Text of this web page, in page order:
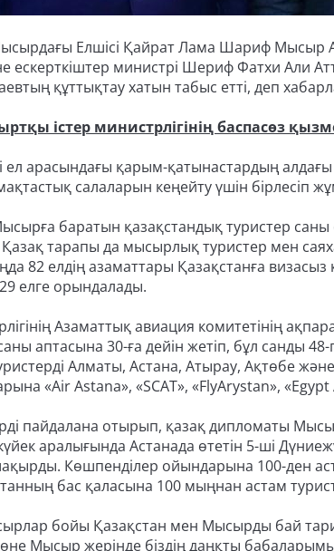
Елшісі Қайрат Лама Шариф Мысыр
ескерткіштер министрі Шериф Фатхи Али
құттықтау хатын табыс етті, деп
істер министрлігінің баспасөз
ел арасындағы қарым-қатынастардың
салаларын кеңейту үшін бірлесіп
баратын қазақстандық туристер
Қазақ тарапы да мысырлық туристер мен
82 елдің азаматтары Қазақстанға
елге орындалады.
Азаматтық авиация комитетінің
аптасына 30-ға дейін жетіп, бұл санды
Алматы, Астана, Атырау, Ақтөбе
«Air Astana», «SCAT», «FlyArystan»,
пайдалана отырып, қазақ дипломаты
аралығында Астанада өтетін 5-ші
Көшпенділер ойындарына 100-ден
бас қаласына 100 мыңнан астам турист
бойы Қазақстан мен Мысырды бай
Мысыр жерінде біздің даңқты